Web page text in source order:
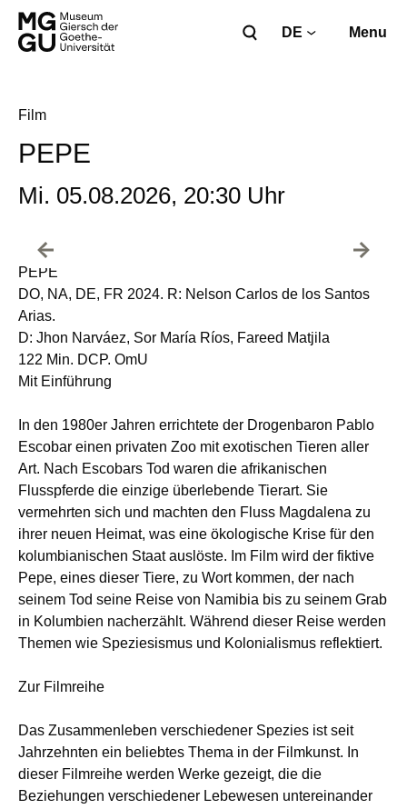
DE Menu
Film
PEPE
Mi. 05.08.2026, 20:30 Uhr
PEPE
DO, NA, DE, FR 2024. R: Nelson Carlos de los Santos
Arias.
D: Jhon Narváez, Sor María Ríos, Fareed Matjila
122 Min. DCP. OmU
Mit Einführung
In den 1980er Jahren errichtete der Drogenbaron Pablo
Escobar einen privaten Zoo mit exotischen Tieren aller
Art. Nach Escobars Tod waren die afrikanischen
Flusspferde die einzige überlebende Tierart. Sie
vermehrten sich und machten den Fluss Magdalena zu
ihrer neuen Heimat, was eine ökologische Krise für den
kolumbianischen Staat auslöste. Im Film wird der fiktive
Pepe, eines dieser Tiere, zu Wort kommen, der nach
seinem Tod seine Reise von Namibia bis zu seinem Grab
in Kolumbien nacherzählt. Während dieser Reise werden
Themen wie Speziesismus und Kolonialismus reflektiert.
Zur Filmreihe
Das Zusammenleben verschiedener Spezies ist seit
Jahrzehnten ein beliebtes Thema in der Filmkunst. In
dieser Filmreihe werden Werke gezeigt, die die
Beziehungen verschiedener Lebewesen untereinander